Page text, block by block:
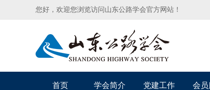
您好，欢迎您浏览访问山东公路学会官方网站！
首页 学会简介 党建工作 会员